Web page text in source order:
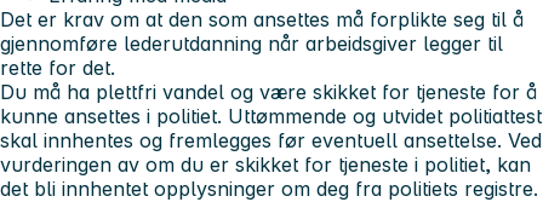
Det er krav om at den som ansettes må forplikte seg til å
gjennomføre lederutdanning når arbeidsgiver legger til
rette for det.
Du må ha plettfri vandel og være skikket for tjeneste for å
kunne ansettes i politiet. Uttømmende og utvidet politiattest
skal innhentes og fremlegges før eventuell ansettelse. Ved
vurderingen av om du er skikket for tjeneste i politiet, kan
det bli innhentet opplysninger om deg fra politiets registre.